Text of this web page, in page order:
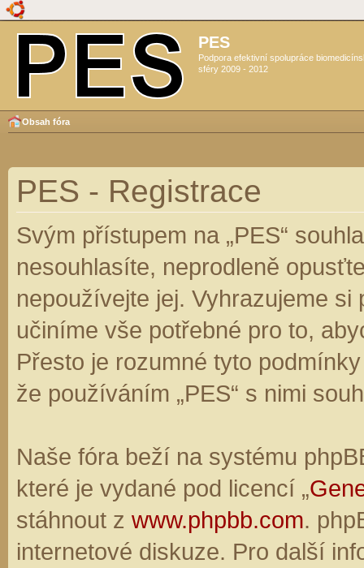
PES
Podpora efektivní spolupráce
sféry 2009 - 2012
Obsah fóra
PES - Registrace
Svým přístupem na „PES“
nesouhlasíte, neprodleně
nepoužívejte jej. Vyhrazujeme
učiníme vše potřebné pro to,
Přesto je rozumné tyto
že používáním „PES“ s nimi
Naše fóra beží na systému
které je vydané pod licencí „
stáhnout z www.phpbb.com.
internetové diskuze. Pro další